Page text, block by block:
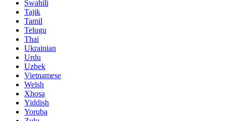
Swahili
Tajik
Tamil
Telugu
Thai
Ukrainian
Urdu
Uzbek
Vietnamese
Welsh
Xhosa
Yiddish
Yoruba